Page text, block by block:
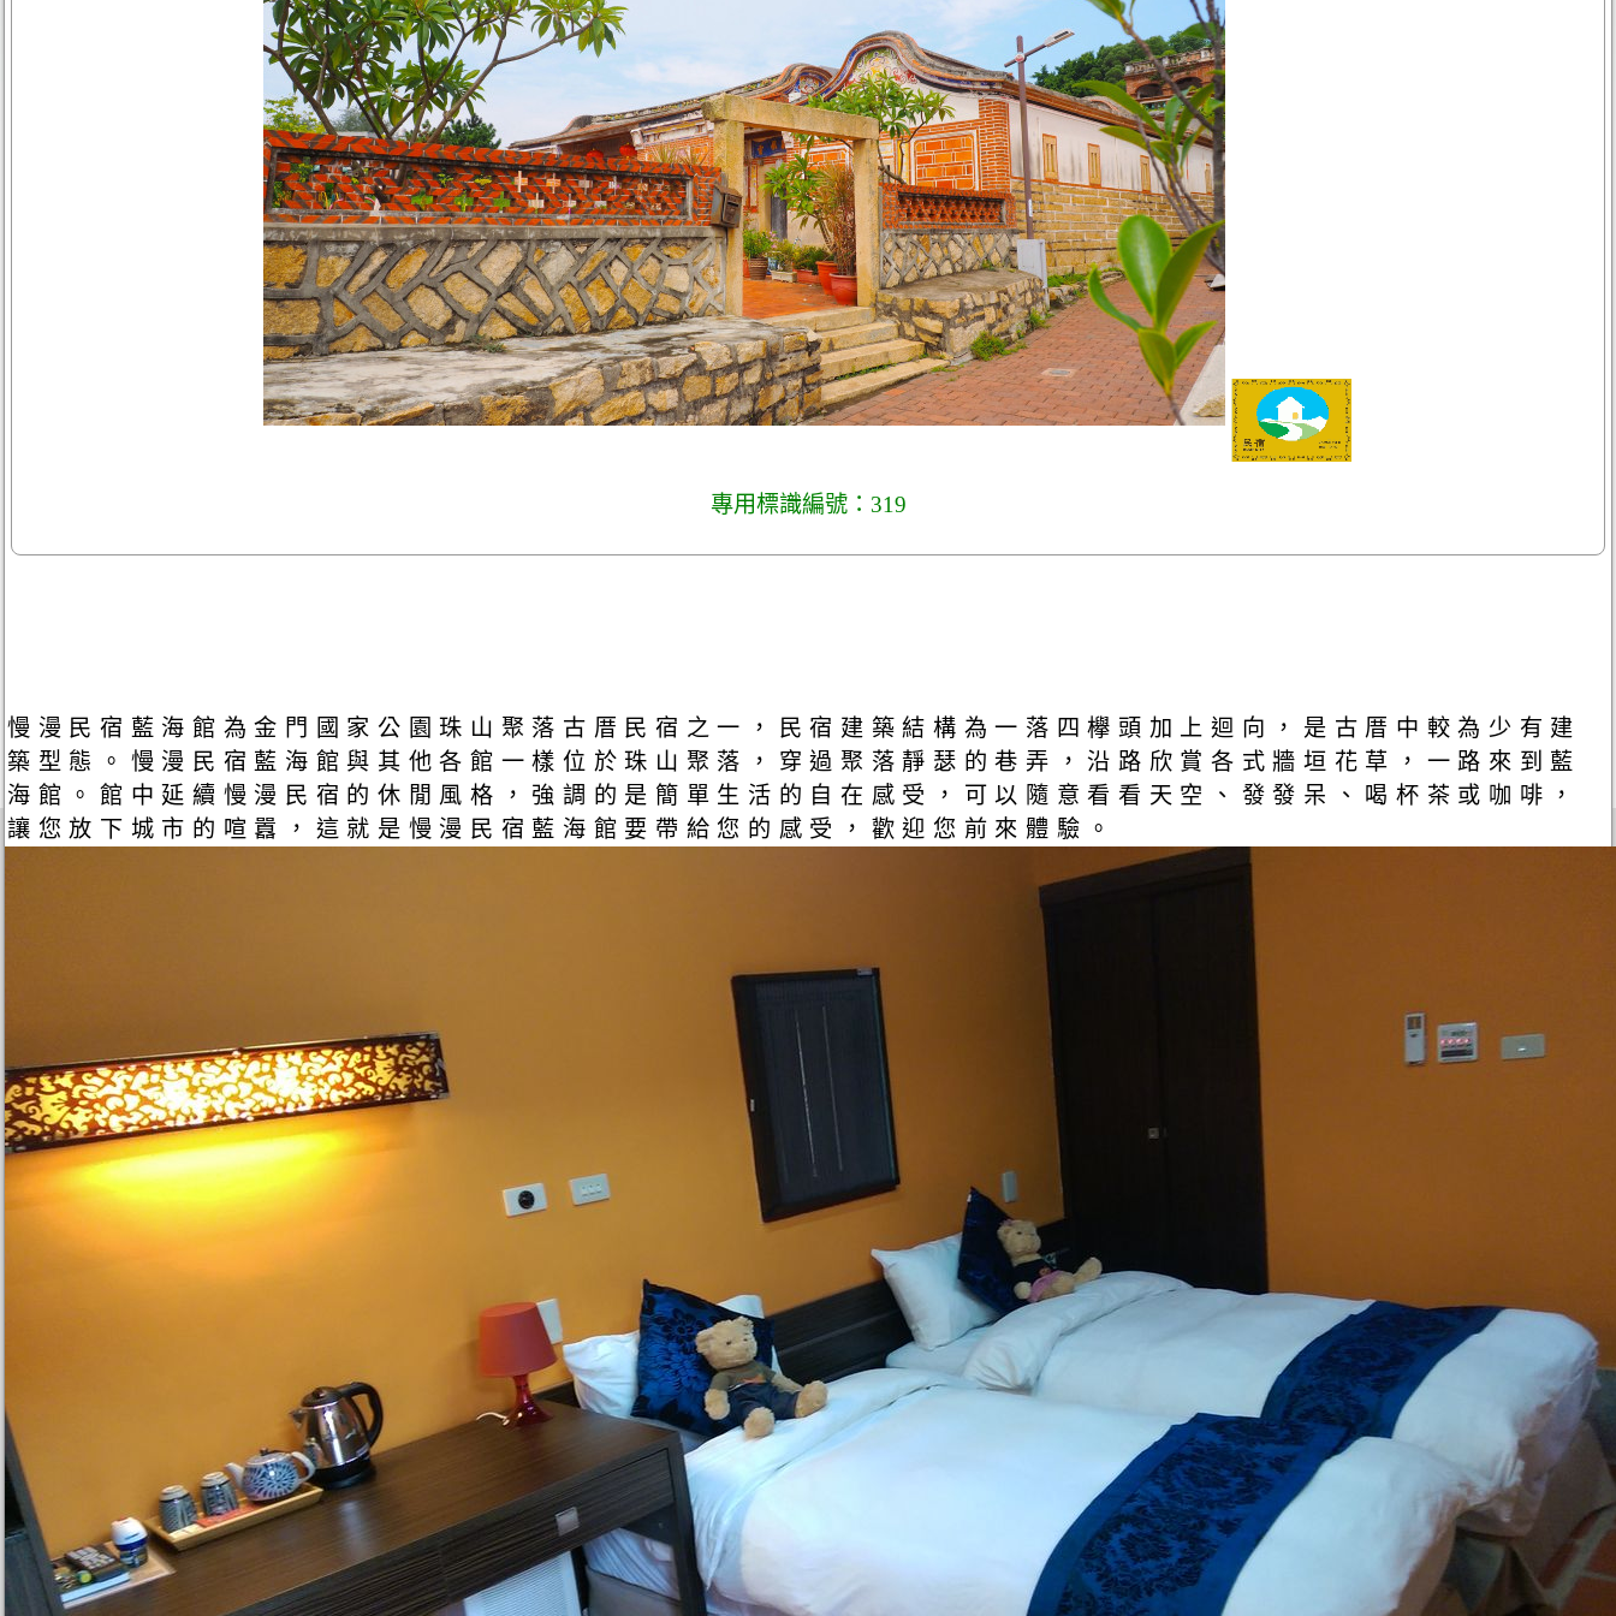
專用標識編號：319
慢漫民宿藍海館為金門國家公園珠山聚落古厝民宿之一，民宿建築結構為一落四欅頭加上迴向，是古厝中較為少有建
築型態。慢漫民宿藍海館與其他各館一樣位於珠山聚落，穿過聚落靜瑟的巷弄，沿路欣賞各式牆垣花草，一路來到藍
海館。館中延續慢漫民宿的休閒風格，強調的是簡單生活的自在感受，可以隨意看看天空、發發呆、喝杯茶或咖啡，
讓您放下城市的喧囂，這就是慢漫民宿藍海館要帶給您的感受，歡迎您前來體驗。